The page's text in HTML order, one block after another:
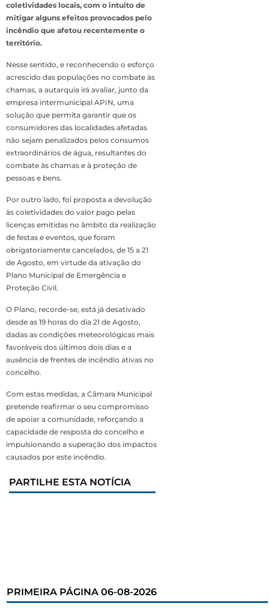
coletividades locais, com o intuito de
mitigar alguns efeitos provocados pelo
incêndio que afetou recentemente o
território.
Nesse sentido, e reconhecendo o esforço
acrescido das populações no combate às
chamas, a autarquia irá avaliar, junto da
empresa intermunicipal APIN, uma
solução que permita garantir que os
consumidores das localidades afetadas
não sejam penalizados pelos consumos
extraordinários de água, resultantes do
combate às chamas e à proteção de
pessoas e bens.
Por outro lado, foi proposta a devolução
às coletividades do valor pago pelas
licenças emitidas no âmbito da realização
de festas e eventos, que foram
obrigatoriamente cancelados, de 15 a 21
de Agosto, em virtude da ativação do
Plano Municipal de Emergência e
Proteção Civil.
O Plano, recorde-se, está já desativado
desde as 19 horas do dia 21 de Agosto,
dadas as condições meteorológicas mais
favoráveis dos últimos dois dias e a
ausência de frentes de incêndio ativas no
concelho.
Com estas medidas, a Câmara Municipal
pretende reafirmar o seu compromisso
de apoiar a comunidade, reforçando a
capacidade de resposta do concelho e
impulsionando a superação dos impactos
causados por este incêndio.
PARTILHE ESTA NOTÍCIA
PRIMEIRA PÁGINA 06-08-2026